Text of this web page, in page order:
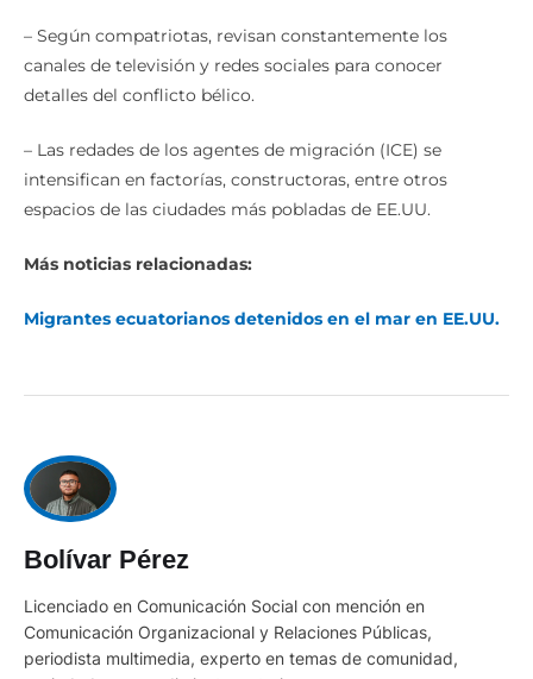
canales de televisión y redes sociales para conocer
detalles del conflicto bélico.
intensifican en factorías, constructoras, entre otros
espacios de las ciudades más pobladas de EE.UU.
Bolívar Pérez
Licenciado en Comunicación Social con mención en
Comunicación Organizacional y Relaciones Públicas,
periodista multimedia, experto en temas de comunidad,
sociedad, emprendimientos y turismo.